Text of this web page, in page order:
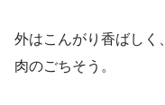
外はこんがり香ばしく
肉のごちそう。